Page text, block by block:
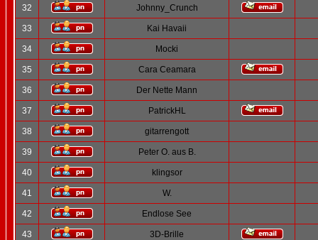
32 Johnny_Crunch
33 Kai Havaii
34 Mocki
35 Cara Ceamara
36 Der Nette Mann
37 PatrickHL
38 gitarrengott
39 Peter O. aus B.
40 klingsor
41 W.
42 Endlose See
43 3D-Brille